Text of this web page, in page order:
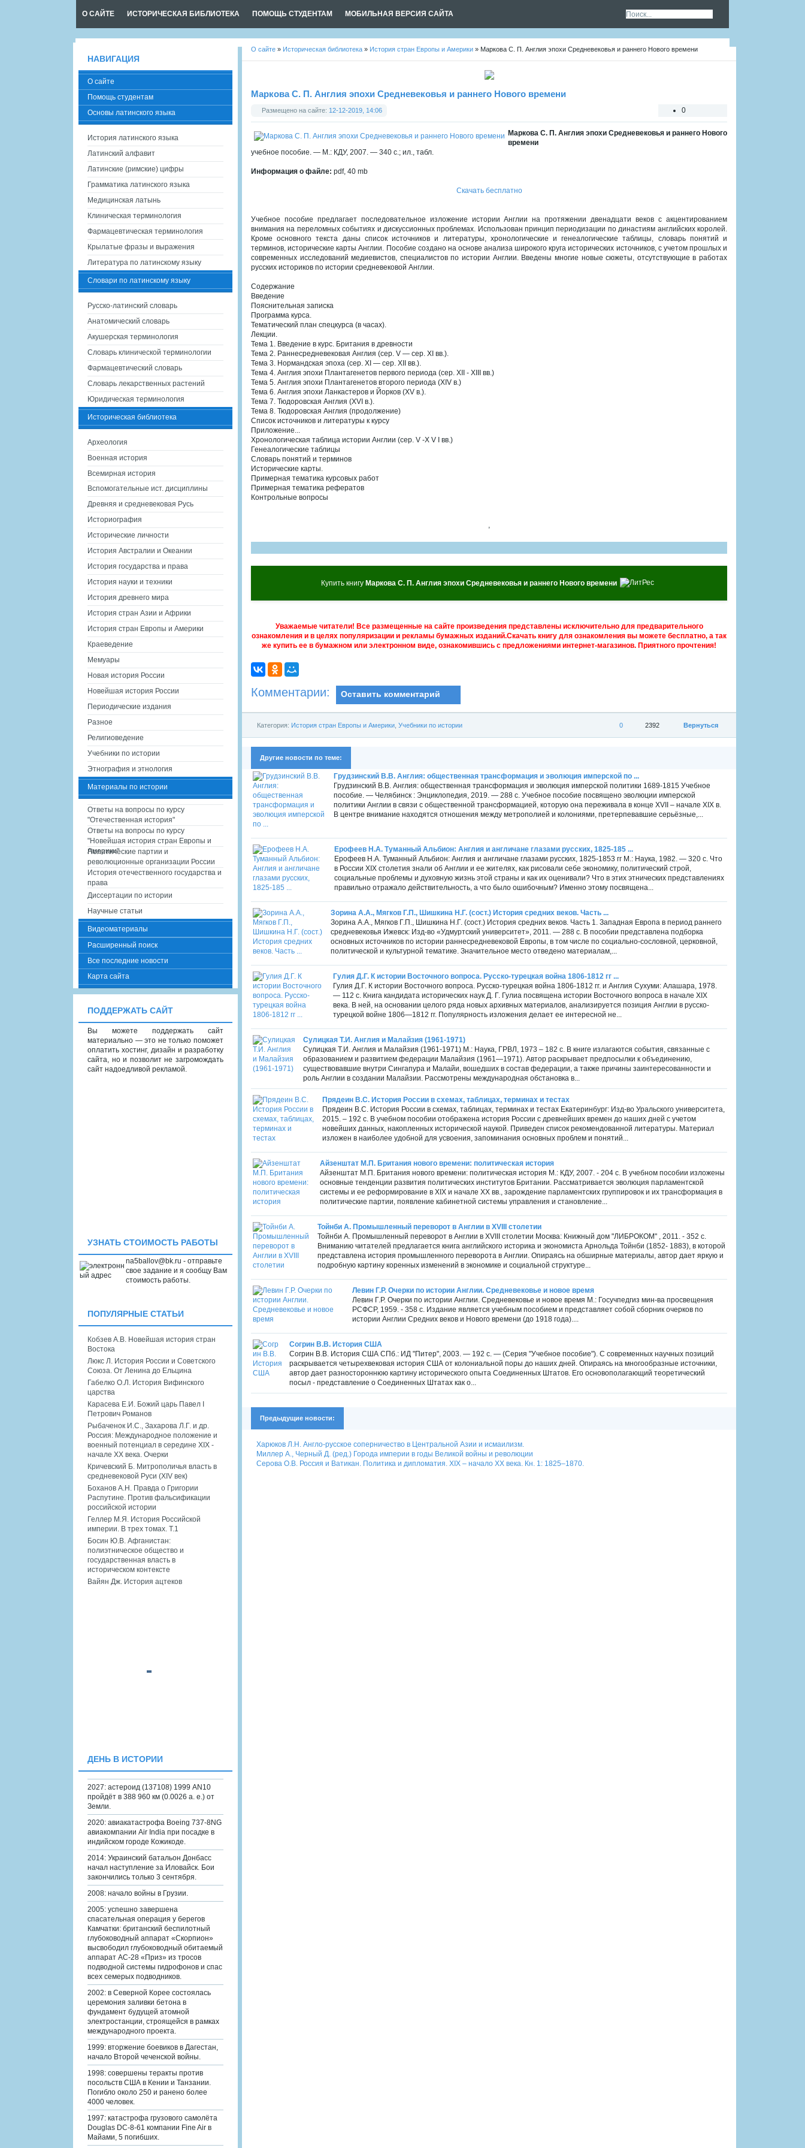
О САЙТЕ ИСТОРИЧЕСКАЯ БИБЛИОТЕКА ПОМОЩЬ СТУДЕНТАМ МОБИЛЬНАЯ ВЕРСИЯ САЙТА
О сайте » Историческая библиотека » История стран Европы и Америки » Маркова С. П. Англия эпохи Средневековья и раннего Нового времени
Маркова С. П. Англия эпохи Средневековья и раннего Нового времени
Размещено на сайте: 12-12-2019, 14:06 0
Маркова С. П. Англия эпохи Средневековья и раннего Нового
времени
учебное пособие. — М.: КДУ, 2007. — 340 с.; ил., табл.
Информация о файле: pdf, 40 mb
Скачать бесплатно
Учебное пособие предлагает последовательное изложение истории Англии на протяжении двенадцати веков с акцентированием
внимания на переломных событиях и дискуссионных проблемах. Использован принцип периодизации по династиям английских королей.
Кроме основного текста даны список источников и литературы, хронологические и генеалогические таблицы, словарь понятий и
терминов, исторические карты Англии. Пособие создано на основе анализа широкого круга исторических источников, с учетом прошлых и
современных исследований медиевистов, специалистов по истории Англии. Введены многие новые сюжеты, отсутствующие в работах
русских историков по истории средневековой Англии.
Содержание
Введение
Пояснительная записка
Программа курса.
Тематический план спецкурса (в часах).
Лекции.
Тема 1. Введение в курс. Британия в древности
Тема 2. Раннесредневековая Англия (сер. V — сер. XI вв.).
Тема 3. Нормандская эпоха (сер. XI — сер. XII вв.).
Тема 4. Англия эпохи Плантагенетов первого периода (сер. XII - XIII вв.)
Тема 5. Англия эпохи Плантагенетов второго периода (XIV в.)
Тема 6. Англия эпохи Ланкастеров и Йорков (XV в.).
Тема 7. Тюдоровская Англия (XVI в.).
Тема 8. Тюдоровская Англия (продолжение)
Список источников и литературы к курсу
Приложение...
Хронологическая таблица истории Англии (сер. V -X V I вв.)
Генеалогические таблицы
Словарь понятий и терминов
Исторические карты.
Примерная тематика курсовых работ
Примерная тематика рефератов
Контрольные вопросы
,
Купить книгу Маркова С. П. Англия эпохи Средневековья и раннего Нового времени
Уважаемые читатели! Все размещенные на сайте произведения представлены исключительно для предварительного
ознакомления и в целях популяризации и рекламы бумажных изданий.Скачать книгу для ознакомления вы можете бесплатно, а так
же купить ее в бумажном или электронном виде, ознакомившись с предложениями интернет-магазинов. Приятного прочтения!
Комментарии: Оставить комментарий
Вернуться
2392
0
Категория: История стран Европы и Америки Учебники по истории
Другие новости по теме:
Грудзинский В.В. Англия: общественная трансформация и эволюция имперской по ...
Грудзинский В.В. Англия: общественная трансформация и эволюция имперской политики 1689-1815 Учебное
пособие. — Челябинск : Энциклопедия, 2019. — 288 с. Учебное пособие посвящено эволюции имперской
политики Англии в связи с общественной трансформацией, которую она переживала в конце XVII – начале XIX в.
В центре внимание находятся отношения между метрополией и колониями, претерпевавшие серьёзные,...
Ерофеев Н.А. Туманный Альбион: Англия и англичане глазами русских, 1825-185 ...
Ерофеев Н.А. Туманный Альбион: Англия и англичане глазами русских, 1825-1853 гг М.: Наука, 1982. — 320 с. Что
в России XIX столетия знали об Англии и ее жителях, как рисовали себе экономику, политический строй,
социальные проблемы и духовную жизнь этой страны и как их оценивали? Что в этих этнических представлениях
правильно отражало действительность, а что было ошибочным? Именно этому посвящена...
Зорина А.А., Мягков Г.П., Шишкина Н.Г. (сост.) История средних веков. Часть ...
Зорина А.А., Мягков Г.П., Шишкина Н.Г. (сост.) История средних веков. Часть 1. Западная Европа в период раннего
средневековья Ижевск: Изд-во «Удмуртский университет», 2011. — 288 с. В пособии представлена подборка
основных источников по истории раннесредневековой Европы, в том числе по социально-сословной, церковной,
политической и культурной тематике. Значительное место отведено материалам,...
Гулия Д.Г. К истории Восточного вопроса. Русско-турецкая война 1806-1812 гг ...
Гулия Д.Г. К истории Восточного вопроса. Русско-турецкая война 1806-1812 гг. и Англия Сухуми: Алашара, 1978.
— 112 с. Книга кандидата исторических наук Д. Г. Гулиа посвящена истории Восточного вопроса в начале XIX
века. В ней, на основании целого ряда новых архивных материалов, анализируется позиция Англии в русско-
турецкой войне 1806—1812 гг. Популярность изложения делает ее интересной не...
Сулицкая Т.И. Англия и Малайзия (1961-1971)
Сулицкая Т.И. Англия и Малайзия (1961-1971) М.: Наука, ГРВЛ, 1973 – 182 с. В книге излагаются события, связанные с
образованием и развитием федерации Малайзия (1961—1971). Автор раскрывает предпосылки к объединению,
существовавшие внутри Сингапура и Малайи, вошедших в состав федерации, а также причины заинтересованности и
роль Англии в создании Малайзии. Рассмотрены международная обстановка в...
Прядеин В.С. История России в схемах, таблицах, терминах и тестах
Прядеин В.С. История России в схемах, таблицах, терминах и тестах Екатеринбург: Изд-во Уральского университета,
2015. – 192 с. В учебном пособии отображена история России с древнейших времен до наших дней с учетом
новейших данных, накопленных исторической наукой. Приведен список рекомендованной литературы. Материал
изложен в наиболее удобной для усвоения, запоминания основных проблем и понятий...
Айзенштат М.П. Британия нового времени: политическая история
Айзенштат М.П. Британия нового времени: политическая история М.: КДУ, 2007. - 204 с. В учебном пособии изложены
основные тенденции развития политических институтов Британии. Рассматривается эволюция парламентской
системы и ее реформирование в XIX и начале XX вв., зарождение парламентских группировок и их трансформация в
политические партии, появление кабинетной системы управления и становление...
Тойнби А. Промышленный переворот в Англии в XVIII столетии
Тойнби А. Промышленный переворот в Англии в XVIII столетии Москва: Книжный дом "ЛИБРОКОМ" , 2011. - 352 с.
Вниманию читателей предлагается книга английского историка и экономиста Арнольда Тойнби (1852- 1883), в которой
представлена история промышленного переворота в Англии. Опираясь на обширные материалы, автор дает яркую и
подробную картину коренных изменений в экономике и социальной структуре...
Левин Г.Р. Очерки по истории Англии. Средневековье и новое время
Левин Г.Р. Очерки по истории Англии. Средневековье и новое время М.: Госучпедгиз мин-ва просвещения
РСФСР, 1959. - 358 с. Издание является учебным пособием и представляет собой сборник очерков по
истории Англии Средних веков и Нового времени (до 1918 года)....
Согрин В.В. История США
Согрин В.В. История США СПб.: ИД "Питер", 2003. — 192 с. — (Серия "Учебное пособие"). С современных научных позиций
раскрывается четырехвековая история США от колониальной поры до наших дней. Опираясь на многообразные источники,
автор дает разностороннюю картину исторического опыта Соединенных Штатов. Его основополагающий теоретический
посыл - представление о Соединенных Штатах как о...
Предыдущие новости:
Харюков Л.Н. Англо-русское соперничество в Центральной Азии и исмаилизм.
Миллер А., Черный Д. (ред.) Города империи в годы Великой войны и революции
Серова О.В. Россия и Ватикан. Политика и дипломатия. XIX – начало XX века. Кн. 1: 1825–1870.
НАВИГАЦИЯ
О сайте
Помощь студентам
Основы латинского языка
История латинского языка
Латинский алфавит
Латинские (римские) цифры
Грамматика латинского языка
Медицинская латынь
Клиническая терминология
Фармацевтическая терминология
Крылатые фразы и выражения
Литература по латинскому языку
Словари по латинскому языку
Русско-латинский словарь
Анатомический словарь
Акушерская терминология
Словарь клинической терминологии
Фармацевтический словарь
Словарь лекарственных растений
Юридическая терминология
Историческая библиотека
Археология
Военная история
Всемирная история
Вспомогательные ист. дисциплины
Древняя и средневековая Русь
Историография
Исторические личности
История Австралии и Океании
История государства и права
История науки и техники
История древнего мира
История стран Азии и Африки
История стран Европы и Америки
Краеведение
Мемуары
Новая история России
Новейшая история России
Периодические издания
Разное
Религиоведение
Учебники по истории
Этнография и этнология
Материалы по истории
Ответы на вопросы по курсу
"Отечественная история"
Ответы на вопросы по курсу
"Новейшая история стран Европы и
Америки"
Политические партии и
революционные организации России
История отечественного государства и
права
Диссертации по истории
Научные статьи
Видеоматериалы
Расширенный поиск
Все последние новости
Карта сайта
ПОДДЕРЖАТЬ САЙТ
Вы можете поддержать сайт
материально — это не только поможет
оплатить хостинг, дизайн и разработку
сайта, но и позволит не загромождать
сайт надоедливой рекламой.
УЗНАТЬ СТОИМОСТЬ РАБОТЫ
na5ballov@bk.ru - отправьте
свое задание и я сообщу Вам
стоимость работы.
ПОПУЛЯРНЫЕ СТАТЬИ
Кобзев А.В. Новейшая история стран
Востока
Люкс Л. История России и Советского
Союза. От Ленина до Ельцина
Габелко О.Л. История Вифинского
царства
Карасева Е.И. Божий царь Павел I
Петрович Романов
Рыбаченок И.С., Захарова Л.Г. и др.
Россия: Международное положение и
военный потенциал в середине XIX -
начале XX века. Очерки
Кричевский Б. Митрополичья власть в
средневековой Руси (XIV век)
Боханов А.Н. Правда о Григории
Распутине. Против фальсификации
российской истории
Геллер М.Я. История Российской
империи. В трех томах. Т.1
Босин Ю.В. Афганистан:
полиэтническое общество и
государственная власть в
историческом контексте
Вайян Дж. История ацтеков
ДЕНЬ В ИСТОРИИ
2027: астероид (137108) 1999 AN10
пройдёт в 388 960 км (0.0026 а. е.) от
Земли.
2020: авиакатастрофа Boeing 737-8NG
авиакомпании Air India при посадке в
индийском городе Кожикоде.
2014: Украинский батальон Донбасс
начал наступление за Иловайск. Бои
закончились только 3 сентября.
2008: начало войны в Грузии.
2005: успешно завершена
спасательная операция у берегов
Камчатки: британский беспилотный
глубоководный аппарат «Скорпион»
высвободил глубоководный обитаемый
аппарат АС-28 «Приз» из тросов
подводной системы гидрофонов и спас
всех семерых подводников.
2002: в Северной Корее состоялась
церемония заливки бетона в
фундамент будущей атомной
электростанции, строящейся в рамках
международного проекта.
1999: вторжение боевиков в Дагестан,
начало Второй чеченской войны.
1998: совершены теракты против
посольств США в Кении и Танзании.
Погибло около 250 и ранено более
4000 человек.
1997: катастрофа грузового самолёта
Douglas DC-8-61 компании Fine Air в
Майами, 5 погибших.